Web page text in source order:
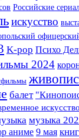
Российские
искусство
K-pop Психо
2024
балет
искусство
музыка
аниме 9 мая